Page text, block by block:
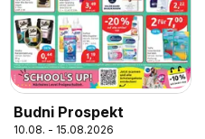
Budni Prospekt
10.08. - 15.08.2026